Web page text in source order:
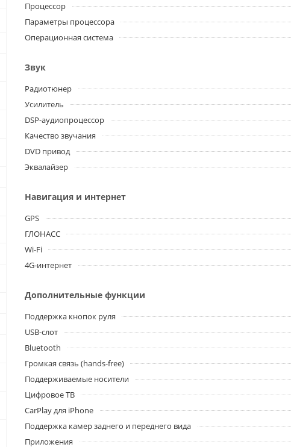
Процессор
Параметры процессора
Операционная система
Звук
Радиотюнер
Усилитель
DSP-аудиопроцессор
Качество звучания
DVD привод
Эквалайзер
Навигация и интернет
GPS
ГЛОНАСС
Wi-Fi
4G-интернет
Дополнительные функции
Поддержка кнопок руля
USB-слот
Bluetooth
Громкая связь (hands-free)
Поддерживаемые носители
Цифровое ТВ
CarPlay для iPhone
Поддержка камер заднего и переднего вида
Приложения